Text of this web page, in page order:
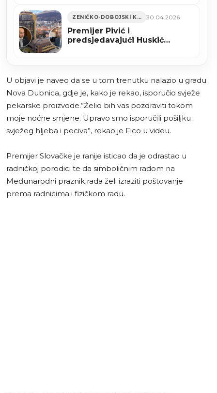
ZENIČKO-DOBOJSKI KANTON 30.04.2026
Premijer Pivić i
predsjedavajući Huskić
U objavi je naveo da se u tom trenutku nalazio u gradu
Nova Dubnica, gdje je, kako je rekao, isporučio svježe
pekarske proizvode.”Želio bih vas pozdraviti tokom
moje noćne smjene. Upravo smo isporučili pošiljku
svježeg hljeba i peciva”, rekao je Fico u videu.
Premijer Slovačke je ranije isticao da je odrastao u
radničkoj porodici te da simboličnim radom na
Međunarodni praznik rada želi izraziti poštovanje
prema radnicima i fizičkom radu.